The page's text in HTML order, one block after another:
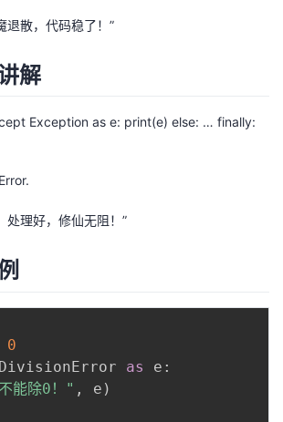
退散，代码稳了！”
解
Exception as e: print(e) else: … finally:
处理好，修仙无阻！”
0
as e :
能除0！" , e )